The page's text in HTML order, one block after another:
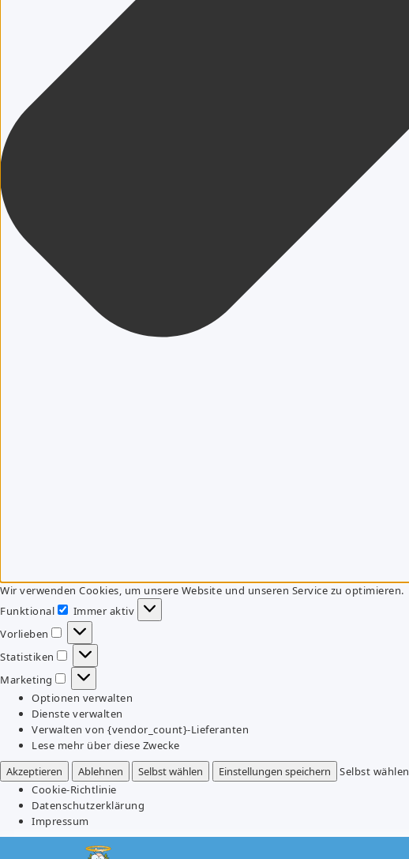
Wir verwenden Cookies, um unsere Website und unseren Service zu optimieren.
Funktional
Funktional
Immer aktiv
Vorlieben
Vorlieben
Statistiken
Statistiken
Marketing
Marketing
Optionen verwalten
Dienste verwalten
Verwalten von {vendor_count}-Lieferanten
Lese mehr über diese Zwecke
Akzeptieren
Ablehnen Selbst wählen Einstellungen speichern
Selbst wählen
Cookie-Richtlinie
Datenschutzerklärung
Impressum